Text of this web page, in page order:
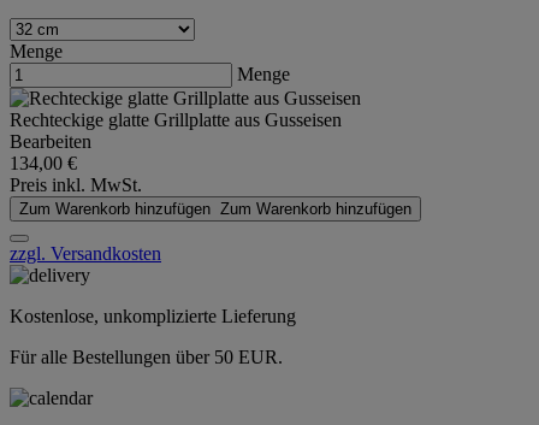
Menge
Menge
Rechteckige glatte Grillplatte aus Gusseisen
Bearbeiten
134,00 €
Preis inkl. MwSt.
Zum Warenkorb hinzufügen Zum Warenkorb hinzufügen
zzgl. Versandkosten
Kostenlose, unkomplizierte Lieferung
Für alle Bestellungen über 50 EUR.